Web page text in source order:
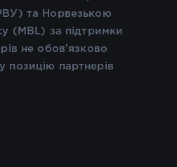
та Норвезькою
(MBL) за підтримки
не обов’язково
позицію партнерів